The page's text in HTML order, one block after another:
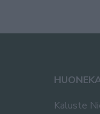
Kaluste